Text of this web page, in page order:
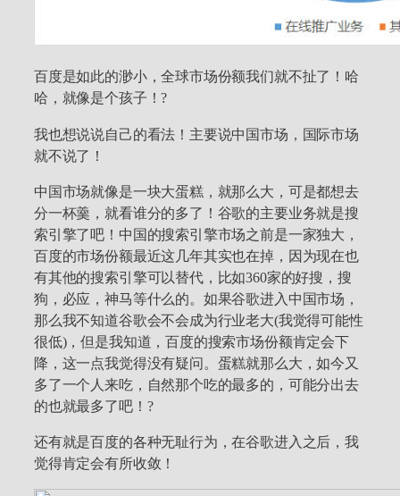
百度是如此的渺小，全球市场份额我们就不扯了！哈
哈，就像是个孩子！?
我也想说说自己的看法！主要说中国市场，国际市场
就不说了！
中国市场就像是一块大蛋糕，就那么大，可是都想去
分一杯羹，就看谁分的多了！谷歌的主要业务就是搜
索引擎了吧！中国的搜索引擎市场之前是一家独大，
百度的市场份额最近这几年其实也在掉，因为现在也
有其他的搜索引擎可以替代，比如360家的好搜，搜
狗，必应，神马等什么的。如果谷歌进入中国市场，
那么我不知道谷歌会不会成为行业老大(我觉得可能性
很低)，但是我知道，百度的搜索市场份额肯定会下
降，这一点我觉得没有疑问。蛋糕就那么大，如今又
多了一个人来吃，自然那个吃的最多的，可能分出去
的也就最多了吧！?
还有就是百度的各种无耻行为，在谷歌进入之后，我
觉得肯定会有所收敛！